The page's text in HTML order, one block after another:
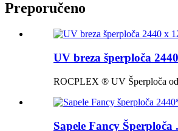
Preporučeno
UV breza šperploča
ROCPLEX ® UV Šperploča
Sapele Fancy Šperploča